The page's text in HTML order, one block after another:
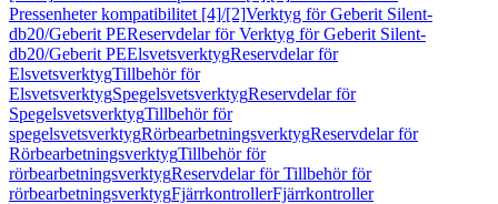
Pressenheter kompatibilitet [4]/[2]Verktyg för Geberit Silent-
db20/Geberit PEReservdelar för Verktyg för Geberit Silent-
db20/Geberit PEElsvetsverktygReservdelar för
ElsvetsverktygTillbehör för
ElsvetsverktygSpegelsvetsverktygReservdelar för
SpegelsvetsverktygTillbehör för
spegelsvetsverktygRörbearbetningsverktygReservdelar för
RörbearbetningsverktygTillbehör för
rörbearbetningsverktygReservdelar för Tillbehör för
rörbearbetningsverktygFjärrkontrollerFjärrkontroller